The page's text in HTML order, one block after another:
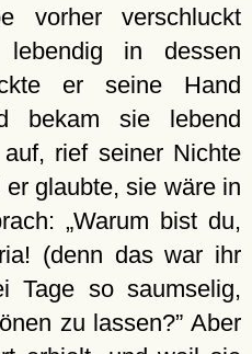
vorher verschluckt
in dessen
er seine Hand
bekam sie lebend
rief seiner Nichte
glaubte, sie wäre in
Warum bist du,
(denn das war ihr
Tage so saumselig,
zu lassen? Aber